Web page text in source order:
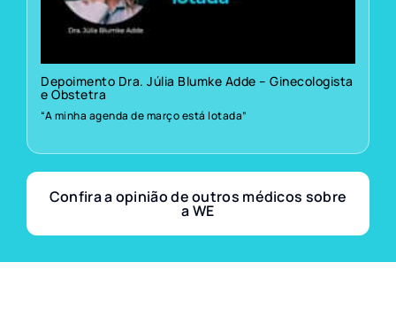
Depoimento Dra. Júlia Blumke Adde – Ginecologista
e Obstetra
“A minha agenda de março está lotada”
Confira a opinião de outros médicos sobre
a WE